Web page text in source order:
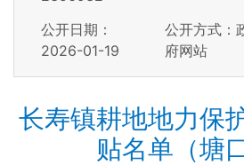
公开日期：
2026-01-19
公开方式：
府网站
长寿镇耕地地力保
贴名单（塘